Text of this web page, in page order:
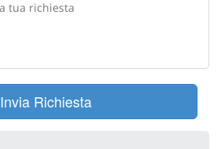
Invia Richiesta